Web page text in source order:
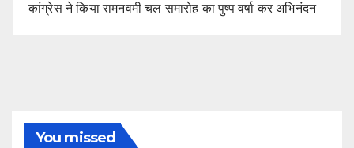
कांग्रेस ने किया रामनवमी चल समारोह का पुष्प वर्षा कर अभिनंदन
You missed